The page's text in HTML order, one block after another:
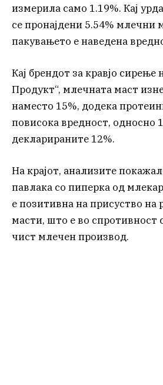
измерила само 1.19%. Кај
се пронајдени 5.54% млечни
пакувањето е наведена
Кај брендот за кравјо сирење
Продукт“, млечната маст
наместо 15%, додека
повисока вредност, односно
декларираните 12%.
На крајот, анализите
павлака со пиперка од
е позитивна на присуство на
масти, што е во спротивност
чист млечен производ.